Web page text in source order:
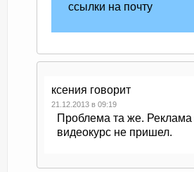
ссылки на почту
ксения говорит
21.12.2013 в 09:19
Проблема та же. Реклама
видеокурс не пришел.